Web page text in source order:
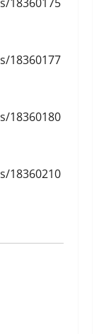
18360177
18360180
18360210